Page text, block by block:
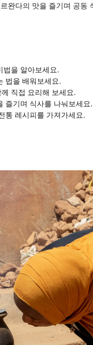
완다의 맛을 즐기며 공
법을 알아보세요.
법을 배워보세요.
직접 요리해 보세요.
즐기며 식사를 나눠보세요.
통 레시피를 가져가세요.